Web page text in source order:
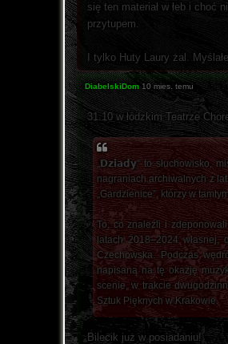
się ten materiał w łeb i choć
przytupem.
I tylko Huty Laury żal.
DiabelskiDom 10 mies. temu
31.10 w łódzkim Teatrze
„𝗗𝘇𝗶𝗮𝗱𝘆” to słuchowisko,
nagraniach archiwalnych z
„Gardzienice”, którzy w
To, co znaleźli i
latach 2018–2024
Czechowska. Podczas
napisaną na tę okazję
scenie, w trakcie
Sztuk Pięknych w Krakowie.
Bilecik już w posiadaniu!